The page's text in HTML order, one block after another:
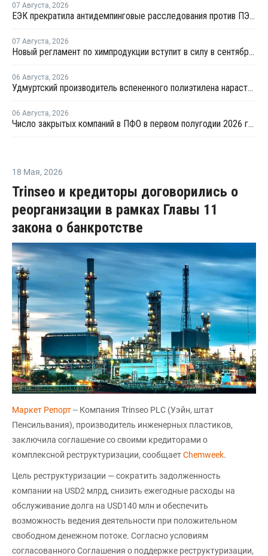
07 Августа, 2026
ЕЭК прекратила антидемпинговые расследования против ПЭ и ПП из Азербайджана и Туркменистана
07 Августа, 2026
Новый регламент по химпродукции вступит в силу в сентябре 2027 года
06 Августа, 2026
Удмуртский производитель вспененного полиэтилена нарастит выпуск на 15%
06 Августа, 2026
Число закрытых компаний в ПФО в первом полугодии 2026 года вдвое превысило число новых
18 Мая, 2026
Trinseo и кредиторы договорились о
реорганизации в рамках Главы 11
закона о банкротстве
Маркет Репорт-- Компания Trinseo PLC (Уэйн, штат
Пенсильвания), производитель инженерных пластиков,
заключила соглашение со своими кредиторами о
комплексной реструктуризации, сообщаетChemweek.
Цель реструктуризации — сократить задолженность
компании на USD2 млрд, снизить ежегодные расходы на
обслуживание долга на USD140 млн и обеспечить
возможность ведения деятельности при положительном
свободном денежном потоке. Согласно условиям
согласованного Соглашения о поддержке реструктуризации,